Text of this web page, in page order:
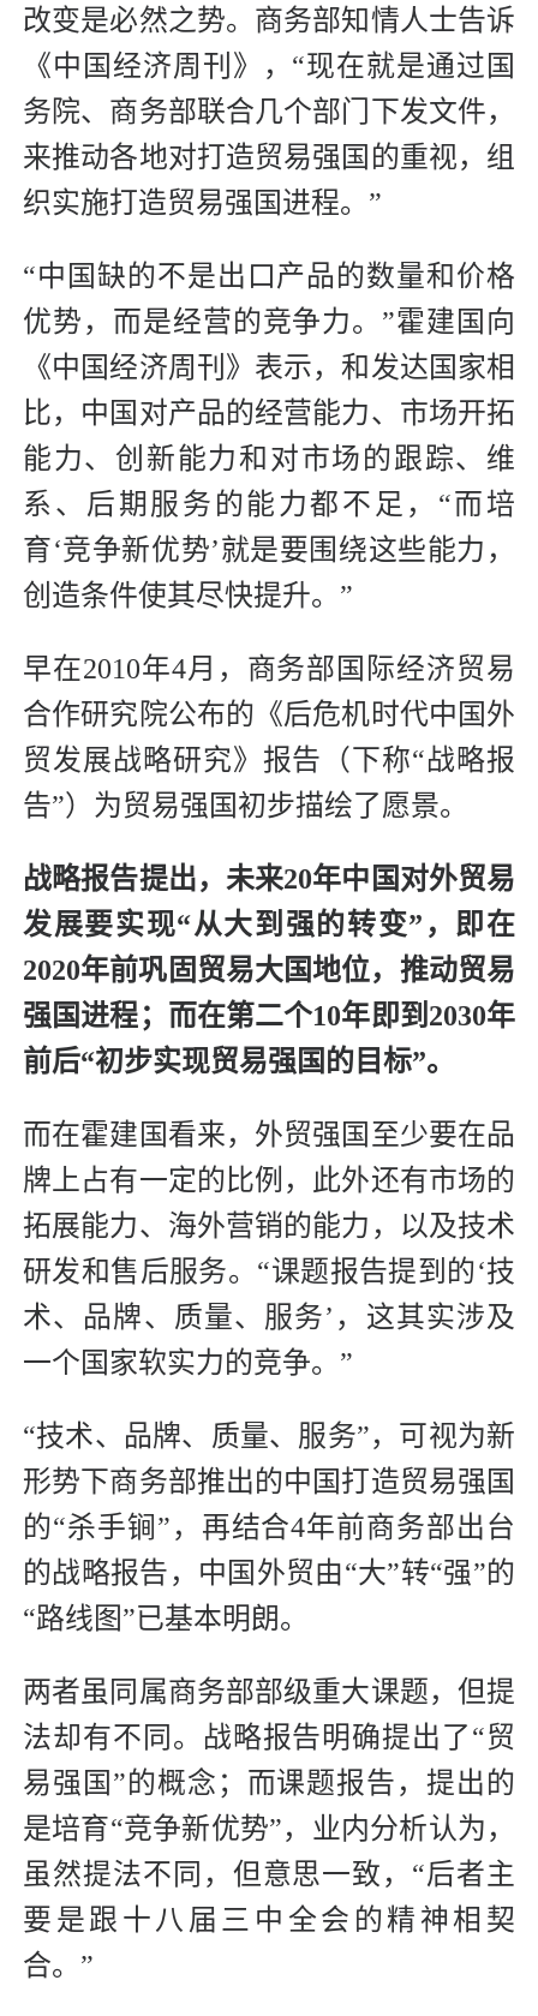
改变是必然之势。商务部知情人士告诉
《中国经济周刊》，“现在就是通过国
务院、商务部联合几个部门下发文件，
来推动各地对打造贸易强国的重视，组
织实施打造贸易强国进程。”
“中国缺的不是出口产品的数量和价格
优势，而是经营的竞争力。”霍建国向
《中国经济周刊》表示，和发达国家相
比，中国对产品的经营能力、市场开拓
能力、创新能力和对市场的跟踪、维
系、后期服务的能力都不足，“而培
育‘竞争新优势’就是要围绕这些能力，
创造条件使其尽快提升。”
早在2010年4月，商务部国际经济贸易
合作研究院公布的《后危机时代中国外
贸发展战略研究》报告（下称“战略报
告”）为贸易强国初步描绘了愿景。
战略报告提出，未来20年中国对外贸易
发展要实现“从大到强的转变”，即在
2020年前巩固贸易大国地位，推动贸易
强国进程；而在第二个10年即到2030年
前后“初步实现贸易强国的目标”。
而在霍建国看来，外贸强国至少要在品
牌上占有一定的比例，此外还有市场的
拓展能力、海外营销的能力，以及技术
研发和售后服务。“课题报告提到的‘技
术、品牌、质量、服务’，这其实涉及
一个国家软实力的竞争。”
“技术、品牌、质量、服务”，可视为新
形势下商务部推出的中国打造贸易强国
的“杀手锏”，再结合4年前商务部出台
的战略报告，中国外贸由“大”转“强”的
“路线图”已基本明朗。
两者虽同属商务部部级重大课题，但提
法却有不同。战略报告明确提出了“贸
易强国”的概念；而课题报告，提出的
是培育“竞争新优势”，业内分析认为，
虽然提法不同，但意思一致，“后者主
要是跟十八届三中全会的精神相契
合。”